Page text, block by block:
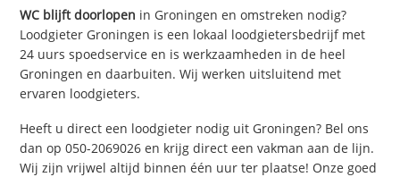
WC blijft doorlopen in Groningen en omstreken nodig?
Loodgieter Groningen is een lokaal loodgietersbedrijf met
24 uurs spoedservice en is werkzaamheden in de heel
Groningen en daarbuiten. Wij werken uitsluitend met
ervaren loodgieters.
Heeft u direct een loodgieter nodig uit Groningen? Bel ons
dan op 050-2069026 en krijg direct een vakman aan de lijn.
Wij zijn vrijwel altijd binnen één uur ter plaatse! Onze goed